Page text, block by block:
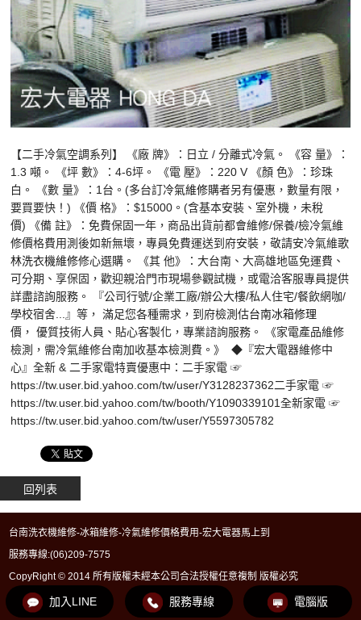
【二手冷氣空調系列】 《廠 牌》：日立 / 分離式冷氣。 《容 量》：
1.3 噸。 《坪 數》：4-6坪。 《電 壓》：220 V 《顏 色》：珍珠
白。 《數 量》：1台。(多台訂冷氣維修購者另有優惠，數量有限，
要買要快！) 《價 格》：$15000。(含基本安裝、室外機，未稅
價) 《備 註》：免費保固一年，商品出貨前都會維修/保養/檢冷氣維
修價格費用測後如新無壞，專員免費運送到府安裝，敬請安冷氣維歌
林洗衣機維修修心選購。 《其 他》：大台南、大高雄地區免運費、
可分期、享保固，歡迎親洽門市現場參觀試機，或電洽客服專員提供
詳盡諮詢服務。
『公司行號/企業工廠/辦公大樓/私人住宅/餐飲網咖/
學校宿舍...』等， 滿足您各種需求，到府檢測估台南冰箱修理
價， 優質技術人員、貼心客製化，專業諮詢服務。 《家電產品維修
檢測，需冷氣維修台南加收基本檢測費。》 ◆『宏大電器維修中
心』全新 & 二手家電特賣優惠中：二手家電 ☞
https://tw.user.bid.yahoo.com/tw/user/Y3128237362二手家電 ☞
https://tw.user.bid.yahoo.com/tw/booth/Y1090339101全新家電 ☞
https://tw.user.bid.yahoo.com/tw/user/Y5597305782
回列表
台南洗衣機維修-冰箱維修-冷氣維修價格費用-宏大電器馬上到
服務專線:(06)209-7575
CopyRight © 2014 所有版權未經本公司合法授權任意複制 版權必究
加入LINE 服務專線 電腦版